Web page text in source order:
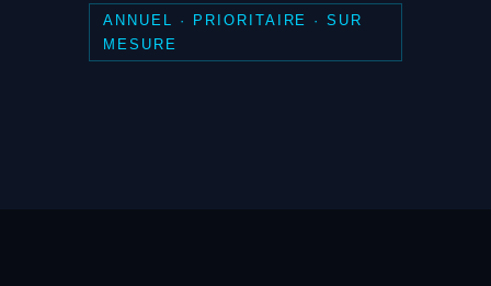
ANNUEL · PRIORITAIRE · SUR
MESURE